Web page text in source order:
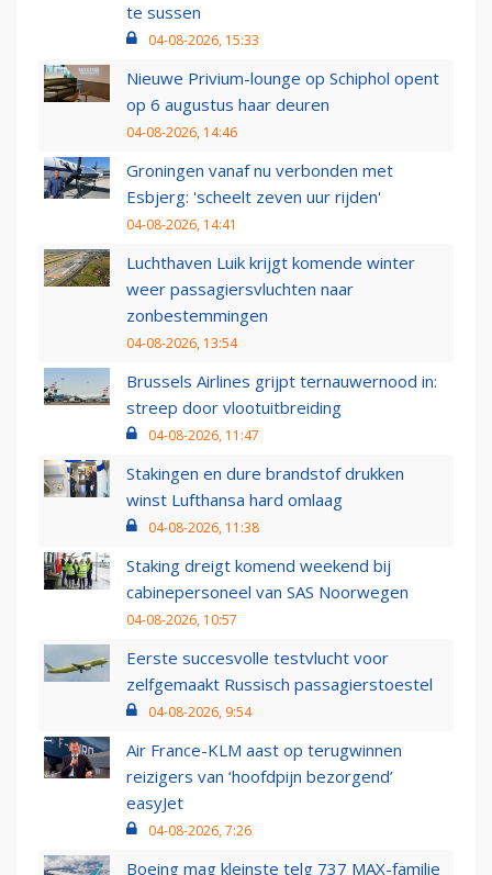
te sussen
04-08-2026, 15:33
Nieuwe Privium-lounge op Schiphol opent
op 6 augustus haar deuren
04-08-2026, 14:46
Groningen vanaf nu verbonden met
Esbjerg: 'scheelt zeven uur rijden'
04-08-2026, 14:41
Luchthaven Luik krijgt komende winter
weer passagiersvluchten naar
zonbestemmingen
04-08-2026, 13:54
Brussels Airlines grijpt ternauwernood in:
streep door vlootuitbreiding
04-08-2026, 11:47
Stakingen en dure brandstof drukken
winst Lufthansa hard omlaag
04-08-2026, 11:38
Staking dreigt komend weekend bij
cabinepersoneel van SAS Noorwegen
04-08-2026, 10:57
Eerste succesvolle testvlucht voor
zelfgemaakt Russisch passagierstoestel
04-08-2026, 9:54
Air France-KLM aast op terugwinnen
reizigers van ‘hoofdpijn bezorgend’
easyJet
04-08-2026, 7:26
Boeing mag kleinste telg 737 MAX-familie